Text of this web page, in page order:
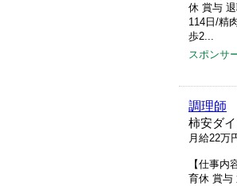
休 賞与
114日/精
歩2...
スポンサ
調理師
柿安ダ
月給22万
【仕事
育休 賞与